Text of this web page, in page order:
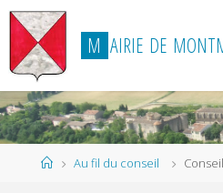
Skip
content
M AIRIE DE MONT
HomeAu fil du conseil